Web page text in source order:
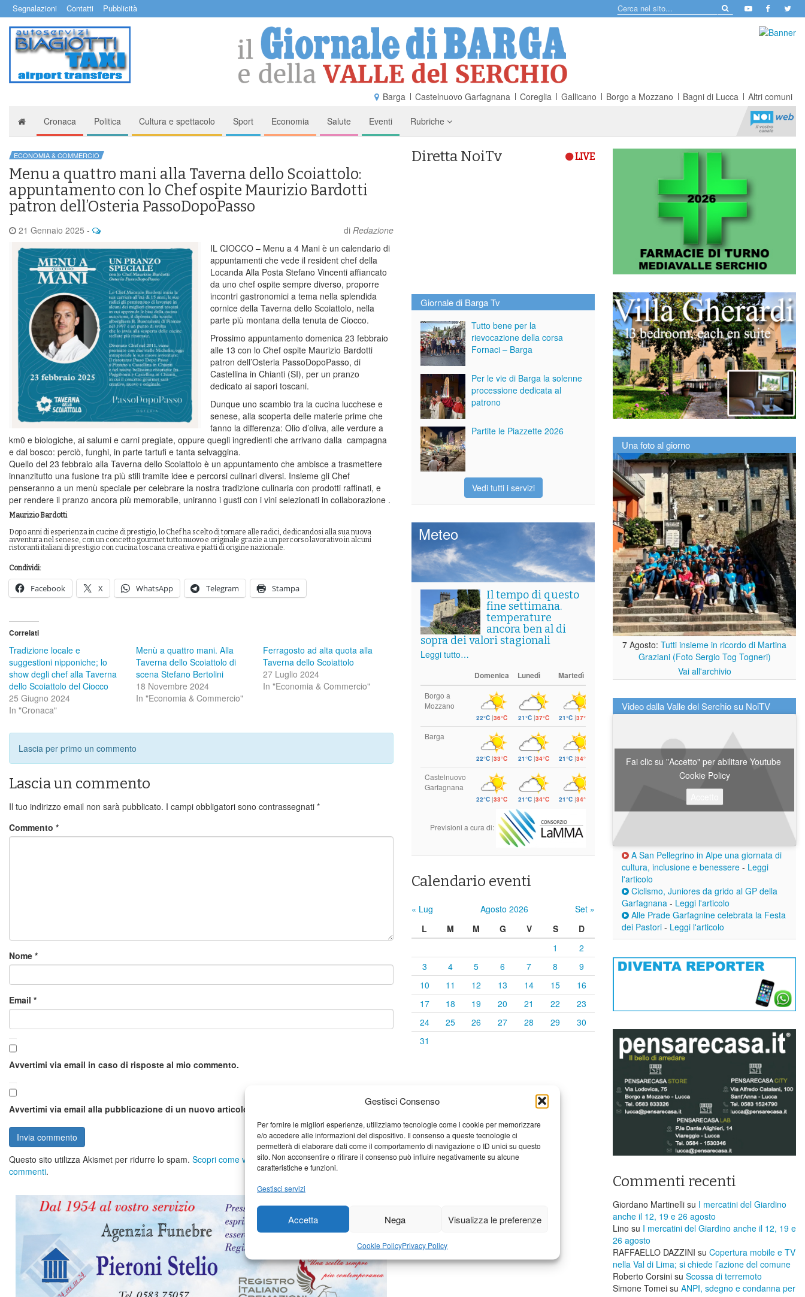
Gestisci Consenso
Per fornire le migliori esperienze, utilizziamo tecnologie come i cookie per memorizzare
e/o accedere alle informazioni del dispositivo. Il consenso a queste tecnologie ci
permetterà di elaborare dati come il comportamento di navigazione o ID unici su questo
sito. Non acconsentire o ritirare il consenso può influire negativamente su alcune
caratteristiche e funzioni.
Gestisci servizi
Accetta Nega Visualizza le preferenze
Cookie PolicyPrivacy Policy
Segnalazioni Contatti Pubblicità
Barga Castelnuovo Garfagnana Coreglia Gallicano Borgo a Mozzano Bagni di Lucca Altri comuni
Cronaca Politica Cultura e spettacolo Sport Economia Salute Eventi Rubriche
ECONOMIA & COMMERCIO
Menu a quattro mani alla Taverna dello Scoiattolo:
appuntamento con lo Chef ospite Maurizio Bardotti
patron dell’Osteria PassoDopoPasso
21 Gennaio 2025 - di Redazione
IL CIOCCO – Menu a 4 Mani è un calendario di
appuntamenti che vede il resident chef della
Locanda Alla Posta Stefano Vincenti affiancato
da uno chef ospite sempre diverso, proporre
incontri gastronomici a tema nella splendida
cornice della Taverna dello Scoiattolo, nella
parte più montana della tenuta de Ciocco.
Prossimo appuntamento domenica 23 febbraio
alle 13 con lo Chef ospite Maurizio Bardotti
patron dell’Osteria PassoDopoPasso, di
Castellina in Chianti (SI), per un pranzo
dedicato ai sapori toscani.
Dunque uno scambio tra la cucina lucchese e
senese, alla scoperta delle materie prime che
fanno la differenza: Olio d’oliva, alle verdure a
km0 e biologiche, ai salumi e carni pregiate, oppure quegli ingredienti che arrivano dalla campagna
e dal bosco: perciò, funghi, in parte tartufi e tanta selvaggina.
Quello del 23 febbraio alla Taverna dello Scoiattolo è un appuntamento che ambisce a trasmettere
innanzitutto una fusione tra più stili tramite idee e percorsi culinari diversi. Insieme gli Chef
penseranno a un menù speciale per celebrare la nostra tradizione culinaria con prodotti raffinati, e
per rendere il pranzo ancora più memorabile, uniranno i gusti con i vini selezionati in collaborazione .
Maurizio Bardotti
Dopo anni di esperienza in cucine di prestigio, lo Chef ha scelto di tornare alle radici, dedicandosi alla sua nuova
avventura nel senese, con un concetto gourmet tutto nuovo e originale grazie a un percorso lavorativo in alcuni
ristoranti italiani di prestigio con cucina toscana creativa e piatti di origine nazionale.
Condividi:
Facebook X WhatsApp Telegram Stampa
Correlati
Tradizione locale e
suggestioni nipponiche; lo
show degli chef alla Taverna
dello Scoiattolo del Ciocco
25 Giugno 2024
In "Cronaca"
Menù a quattro mani. Alla
Taverna dello Scoiattolo di
scena Stefano Bertolini
18 Novembre 2024
In "Economia & Commercio"
Ferragosto ad alta quota alla
Taverna dello Scoiattolo
27 Luglio 2024
In "Economia & Commercio"
Lascia per primo un commento
Lascia un commento
Il tuo indirizzo email non sarà pubblicato. I campi obbligatori sono contrassegnati *
Commento *
Nome *
Email *
Avvertimi via email in caso di risposte al mio commento.
Avvertimi via email alla pubblicazione di un nuovo articolo.
Questo sito utilizza Akismet per ridurre lo spam. Scopri come vengono elaborati i dati derivati dai
commenti.
Diretta NoiTv LIVE
Giornale di Barga Tv
Tutto bene per la
rievocazione della corsa
Fornaci – Barga
Per le vie di Barga la solenne
processione dedicata al
patrono
Partite le Piazzette 2026
Vedi tutti i servizi
Meteo
Il tempo di questo
fine settimana.
temperature
ancora ben al di
sopra dei valori stagionali
Leggi tutto…
Domenica Lunedì Martedì
Borgo a
Mozzano
22°C |36°C 21°C |37°C 21°C |37°C
Barga
22°C |33°C 21°C |34°C 21°C |34°C
Castelnuovo
Garfagnana
22°C |33°C 21°C |34°C 21°C |34°C
Previsioni a cura di:
Calendario eventi
« Lug Agosto 2026
Set »
L
M M G V S
D
1
2
3
4 5 6 7 8
9
10
11 12 13 14 15
16
17
18 19 20 21 22
23
24
25 26 27 28 29
30
31
Una foto al giorno
7 Agosto: Tutti insieme in ricordo di Martina
Graziani (Foto Sergio Tog Togneri)
Vai all'archivio
Video dalla Valle del Serchio su NoiTV
Fai clic su "Accetto" per abilitare Youtube
Cookie Policy
A San Pellegrino in Alpe una giornata di
cultura, inclusione e benessere - Leggi
l'articolo
Ciclismo, Juniores da grido al GP della
Garfagnana - Leggi l'articolo
Alle Prade Garfagnine celebrata la Festa
dei Pastori - Leggi l'articolo
Commenti recenti
Giordano Martinelli su I mercatini del Giardino
anche il 12, 19 e 26 agosto
Lino su I mercatini del Giardino anche il 12, 19 e
26 agosto
RAFFAELLO DAZZINI su ​Copertura mobile e TV
nella Val di Lima; si chiede l’azione del comune
Roberto Corsini su Scossa di terremoto
Simone Tomei su ANPI, sdegno e condanna per